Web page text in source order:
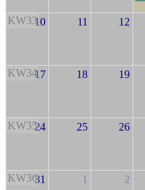
KW3310 11 12
KW3417 18 19
KW3524 25 26
KW3631 1 2